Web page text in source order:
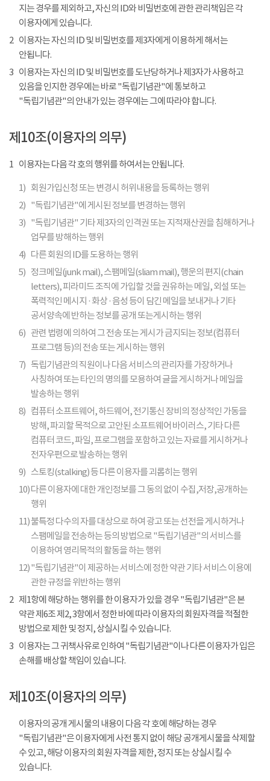
지는 경우를 제외하고, 자신의 ID와 비밀번호에 관한 관리책임은 각
이용자에게 있습니다.
2 이용자는 자신의 ID 및 비밀번호를 제3자에게 이용하게 해서는
안됩니다.
3 이용자는 자신의 ID 및 비밀번호를 도난당하거나 제3자가 사용하고
있음을 인지한 경우에는 바로 "독립기념관"에 통보하고
"독립기념관"의 안내가 있는 경우에는 그에 따라야 합니다.
제10조(이용자의 의무)
1 이용자는 다음 각 호의 행위를 하여서는 안됩니다.
1) 회원가입신청 또는 변경시 허위내용을 등록하는 행위
2) "독립기념관"에 게시된 정보를 변경하는 행위
3) "독립기념관" 기타 제3자의 인격권 또는 지적재산권을 침해하거나
업무를 방해하는 행위
4) 다른 회원의 ID를 도용하는 행위
5) 정크메일(junk mail), 스팸메일(sliam mail), 행운의 편지(chain
letters), 피라미드 조직에 가입할 것을 권유하는 메일, 외설 또는
폭력적인 메시지 · 화상 · 음성 등이 담긴 메일을 보내거나 기타
공서양속에 반하는 정보를 공개 또는게시하는 행위
6) 관련 법령에 의하여 그 전송 또는 게시가 금지되는 정보(컴퓨터
프로그램 등)의 전송 또는 게시하는 행위
7) 독립기념관의 직원이나 다음 서비스의 관리자를 가장하거나
사칭하여 또는 타인의 명의를 모용하여 글을 게시하거나 메일을
발송하는 행위
8) 컴퓨터 소프트웨어, 하드웨어, 전기통신 장비의 정상적인 가동을
방해, 파괴할 목적으로 고안된 소프트웨어 바이러스, 기타 다른
컴퓨터 코드, 파일, 프로그램을 포함하고 있는 자료를 게시하거나
전자우편으로 발송하는 행위
9) 스토킹(stalking) 등 다른 이용자를 괴롭히는 행위
10)다른 이용자에 대한 개인정보를 그 동의 없이 수집,저장,공개하는
행위
11)불특정 다수의 자를 대상으로 하여 광고 또는 선전을 게시하거나
스팸메일을 전송하는 등의 방법으로 "독립기념관"의 서비스를
이용하여 영리목적의 활동을 하는 행위
12)"독립기념관"이 제공하는 서비스에 정한 약관 기타 서비스 이용에
관한 규정을 위반하는 행위
2 제1항에 해당하는 행위를 한 이용자가 있을 경우 "독립기념관"은 본
약관 제6조 제2, 3항에서 정한 바에 따라 이용자의 회원자격을 적절한
방법으로 제한 및 정지, 상실시킬 수 있습니다.
3 이용자는 그 귀책사유로 인하여 "독립기념관"이나 다른 이용자가 입은
손해를 배상할 책임이 있습니다.
제10조(이용자의 의무)
이용자의 공개 게시물의 내용이 다음 각 호에 해당하는 경우
"독립기념관"은 이용자에게 사전 통지 없이 해당 공개게시물을 삭제할
수 있고, 해당 이용자의 회원 자격을 제한, 정지 또는 상실시킬 수
있습니다.